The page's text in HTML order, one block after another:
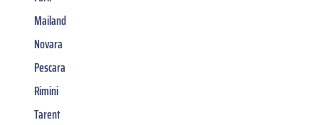
Mailand
Novara
Pescara
Rimini
Tarent